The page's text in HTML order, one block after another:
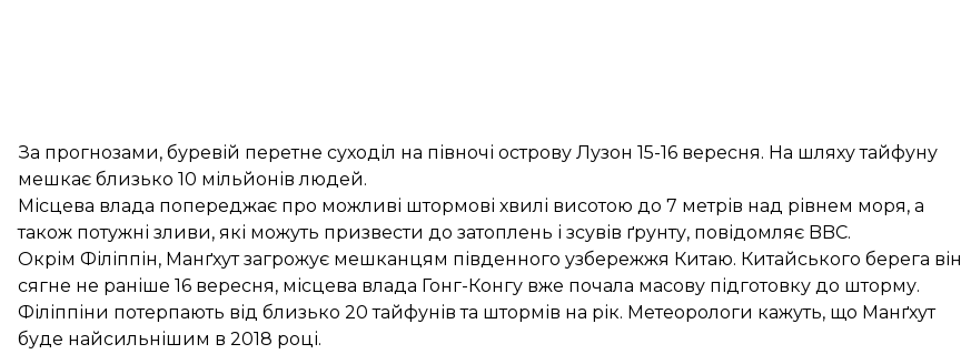
За прогнозами, буревій перетне суходіл на півночі острову Лузон 15-16 вересня. На шляху тайфуну
мешкає близько 10 мільйонів людей.
Місцева влада попереджає про можливі штормові хвилі висотою до 7 метрів над рівнем моря, а
також потужні зливи, які можуть призвести до затоплень і зсувів ґрунту, повідомляє BBC.
Окрім Філіппін, Манґхут загрожує мешканцям південного узбережжя Китаю. Китайського берега він
сягне не раніше 16 вересня, місцева влада Гонг-Конгу вже почала масову підготовку до шторму.
Філіппіни потерпають від близько 20 тайфунів та штормів на рік. Метеорологи кажуть, що Манґхут
буде найсильнішим в 2018 році.